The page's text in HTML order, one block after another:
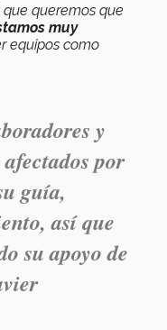
queremos que
muy
equipos como
y
por
guía,
así que
su apoyo de